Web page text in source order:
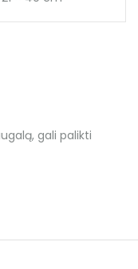
gali palikti